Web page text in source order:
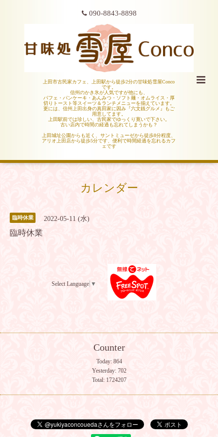
090-8843-8898
上田市古民家カフェ、上田駅から徒歩2分の甘味処雪屋Conco
です。
信州のかき氷が人気ですが他にも、
パフェ・パンケーキ・あんみつ・ソフト麺・オムライス・厚
切りトースト等スイーツ＆ランチメニューを揃えています。
更には、信州上田出身の真田家に因み『六文銭グルメ』もご
用意してます。
上田駅前では珍しい、古民家でゆっくり寛いで下さい。
古い店内で時間の経過も忘れてしまうかも？
上田城址公園からも近く、サントミューゼから徒歩8分程度、
アリオ上田店から徒歩5分です、便利で時間経過を忘れるカフ
ェです
カレンダー
臨時休業 2022-05-11 (水)
臨時休業
Select Language ▼
Counter
Today: 864
Yesterday: 702
Total: 1724207